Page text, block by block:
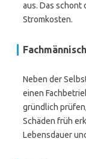
aus. Das schont
Stromkosten.
Neben der
einen
gründlich
Schäden früh
Lebensdauer